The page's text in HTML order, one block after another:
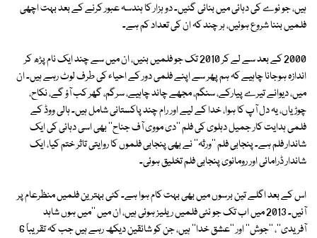
ہیں، جو نوے کی دہائی میں بنائی گئیں۔ دو ہزار کا ہندسہ عبور کرنے کے بعد بہت اچھی
فلمیں بننا شروع ہوئیں، ہر چند کہ ان کی تعداد کم ہے۔
2000 کے بعد سے لے کر 2010 تک جو فلمیں بنیں، ان میں سے چند ایک نام پڑھ کر
اندازہ ہوجانا چاہیے کہ ہم پھر سے اپنے فلمی دور کے احیاء کی طرف لوٹ رہے ہیں۔ ان
میں، دیوانے تیرے پیارکے، سنگم، مجھے چاند چاہیے، سرگم، گھر کب آؤ گے، نکاح،
چوڑیاں، یہ دل آپ کا ہوا، خدا کے لیے اور رام چند پاکستانی شامل ہیں۔ ہالی ووڈ کے
فلمی ہدایت کار جمیل دہلوی کی فلم ''دی مووی آف جناح'' بھی اسی دہائی کی ایک
شاندار فلم ہے۔ پنجابی فلم ''ورثہ'' نے بھی پنجابی فلموں کا روایتی تاثر ختم کیا، ایک
شاندار ڈرامائی اور رومانوی پنجابی فلم تخلیق ہوئی۔
اس کے بعد اگلے تین برسوں میں بھی بہت کام ہوا ہے۔ کئی بہترین فلمیں منظرعام پر
آئیں۔ 2013 میں اب تک جو نئی فلمیں ریلیز ہوئی ہیں، ان میں ''میں ہوں شاہد
آفریدی''، ''جوش'' اور ''عشق خدا'' ہیں، جن کو شائقین دیکھ رہے ہیں جب کہ تقریباً 6